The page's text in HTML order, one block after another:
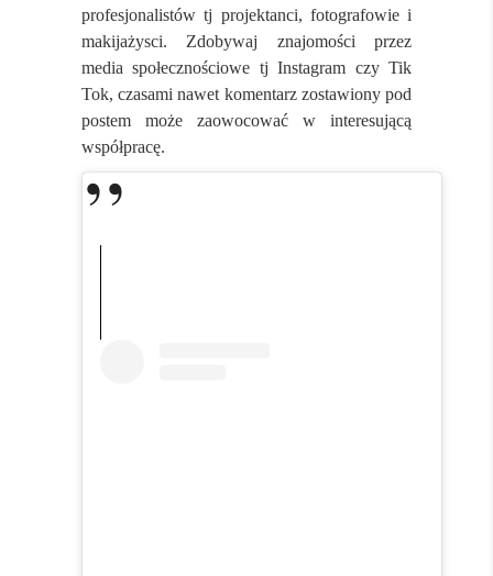
profesjonalistów tj projektanci, fotografowie i
makijażysci. Zdobywaj znajomości przez
media społecznościowe tj Instagram czy Tik
Tok, czasami nawet komentarz zostawiony pod
postem może zaowocować w interesującą
współpracę.